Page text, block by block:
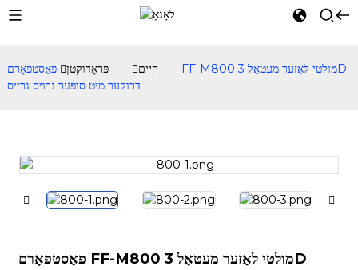
היים פּראָדוקטן
פאַסטפאָרם FF-M800 מולטי לאַזער מעטאַל 3D
דרוקער מיט סופּער גרויס גרייס
פאַסטפאָרם FF-M800 מולטי לאַזער מעטאַל 3D